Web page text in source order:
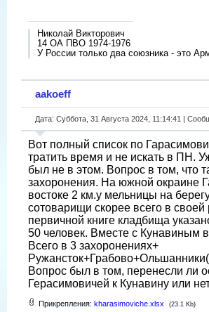
Николай Викторович
14 ОА ПВО 1974-1976
У России только два союзника - это
aakoeff
Дата: Суббота, 31 Августа 2024, 11:14:41 |
Вот полный список по
тратить время и не искать в ПН.
был не в этом. Вопрос в том, что
захоронения. На южной окраине
востоке 2 км.у мельницы на
сотоварищи скорее всего в
первичной книге кладбища
50 человек. Вместе с Кунавиным
Всего в 3 захоронениях+
Вопрос был в том, перенесли ли
Герасимовичей к Кунавину или
Прикрепления: kharasimoviche.xlsx (23.1 Kb)